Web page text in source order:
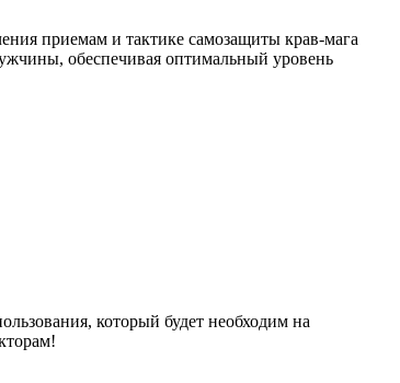
приемам и тактике самозащиты крав-мага
обеспечивая оптимальный уровень
который будет необходим на